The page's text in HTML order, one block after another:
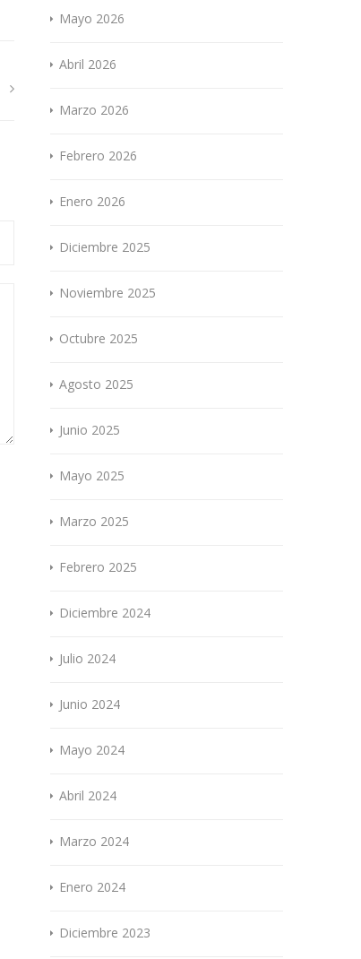
Mayo 2026
Abril 2026
Marzo 2026
Febrero 2026
Enero 2026
Diciembre 2025
Noviembre 2025
Octubre 2025
Agosto 2025
Junio 2025
Mayo 2025
Marzo 2025
Febrero 2025
Diciembre 2024
Julio 2024
Junio 2024
Mayo 2024
Abril 2024
Marzo 2024
Enero 2024
Diciembre 2023